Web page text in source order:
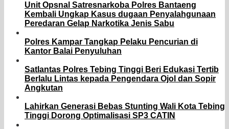
Unit Opsnal Satresnarkoba Polres Bantaeng
Kembali Ungkap Kasus dugaan Penyalahgunaan
Peredaran Gelap Narkotika Jenis Sabu
Polres Kampar Tangkap Pelaku Pencurian di
Kantor Balai Penyuluhan
Satlantas Polres Tebing Tinggi Beri Edukasi Tertib
Berlalu Lintas kepada Pengendara Ojol dan Sopir
Angkutan
Lahirkan Generasi Bebas Stunting Wali Kota Tebing
Tinggi Dorong Optimalisasi SP3 CATIN